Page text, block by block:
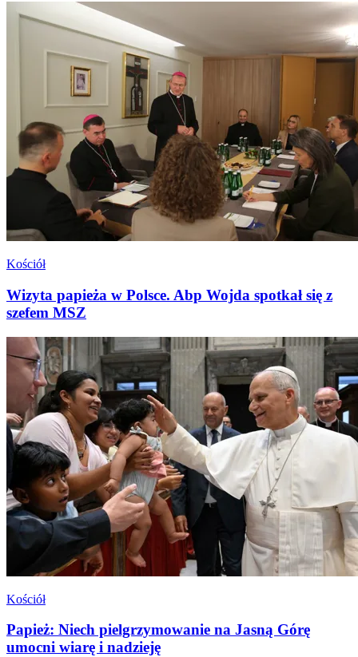
Kościół
Wizyta papieża w Polsce. Abp Wojda spotkał się z
szefem MSZ
Kościół
Papież: Niech pielgrzymowanie na Jasną Górę
umocni wiarę i nadzieję